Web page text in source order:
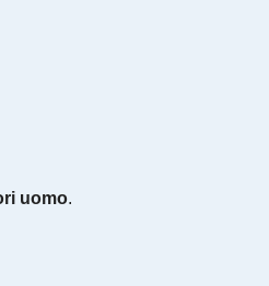
uomo.